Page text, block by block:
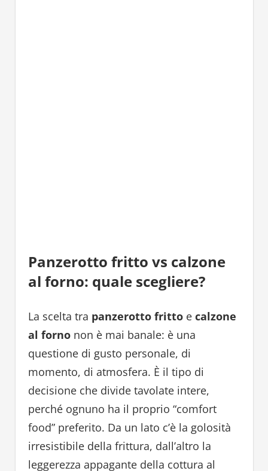
Panzerotto fritto vs calzone
al forno: quale scegliere?
La scelta tra panzerotto frittoe calzone
al fornonon è mai banale: è una
questione di gusto personale, di
momento, di atmosfera. È il tipo di
decisione che divide tavolate intere,
perché ognuno ha il proprio “comfort
food” preferito. Da un lato c’è la golosità
irresistibile della frittura, dall’altro la
leggerezza appagante della cottura al